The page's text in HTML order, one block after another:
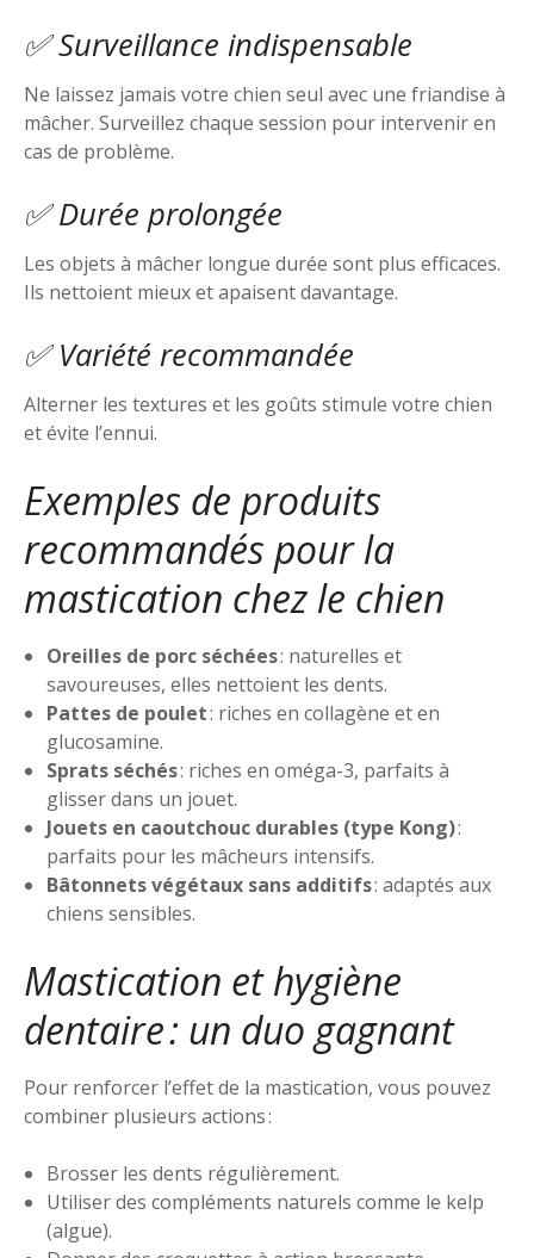
✅ Surveillance indispensable
Ne laissez jamais votre chien seul avec une friandise à
mâcher. Surveillez chaque session pour intervenir en
cas de problème.
✅ Durée prolongée
Les objets à mâcher longue durée sont plus efficaces.
Ils nettoient mieux et apaisent davantage.
✅ Variété recommandée
Alterner les textures et les goûts stimule votre chien
et évite l’ennui.
Exemples de produits
recommandés pour la
mastication chez le chien
Oreilles de porc séchées: naturelles et
savoureuses, elles nettoient les dents.
Pattes de poulet: riches en collagène et en
glucosamine.
Sprats séchés: riches en oméga-3, parfaits à
glisser dans un jouet.
Jouets en caoutchouc durables (type Kong):
parfaits pour les mâcheurs intensifs.
Bâtonnets végétaux sans additifs: adaptés aux
chiens sensibles.
Mastication et hygiène
dentaire : un duo gagnant
Pour renforcer l’effet de la mastication, vous pouvez
combiner plusieurs actions :
Brosser les dents régulièrement.
Utiliser des compléments naturels comme le kelp
(algue).